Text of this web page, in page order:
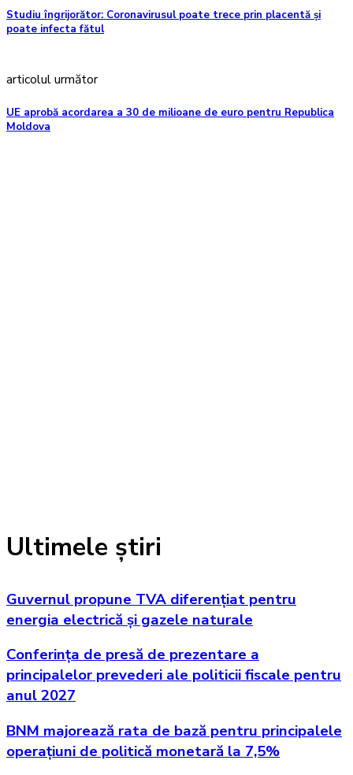
Studiu îngrijorător: Coronavirusul poate trece prin placentă și
poate infecta fătul
articolul următor
UE aprobă acordarea a 30 de milioane de euro pentru Republica
Moldova
Ultimele știri
Guvernul propune TVA diferențiat pentru
energia electrică și gazele naturale
Conferința de presă de prezentare a
principalelor prevederi ale politicii fiscale pentru
anul 2027
BNM majorează rata de bază pentru principalele
operațiuni de politică monetară la 7,5%